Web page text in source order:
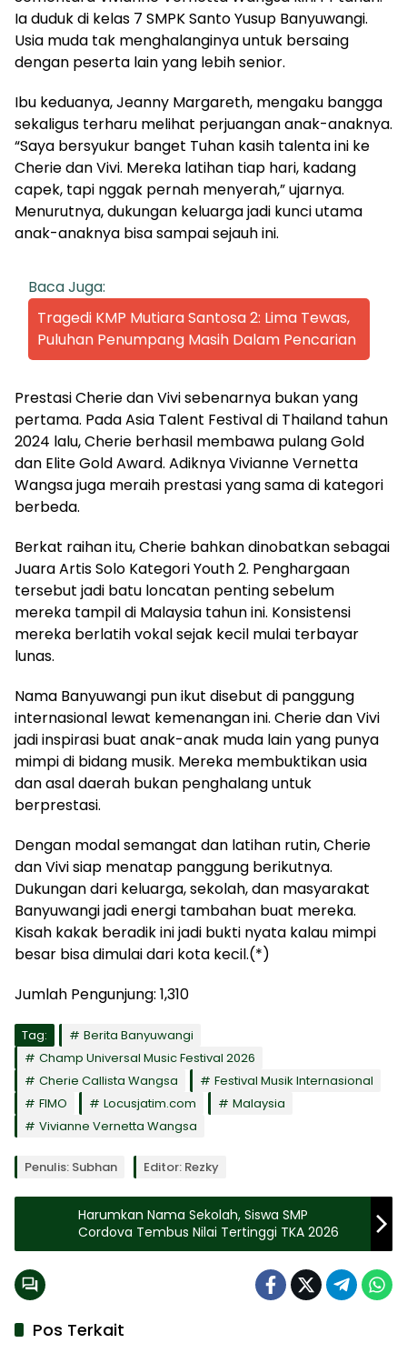
Ia duduk di kelas 7 SMPK Santo Yusup Banyuwangi.
Usia muda tak menghalanginya untuk bersaing
dengan peserta lain yang lebih senior.
Ibu keduanya, Jeanny Margareth, mengaku bangga
sekaligus terharu melihat perjuangan anak-anaknya.
“Saya bersyukur banget Tuhan kasih talenta ini ke
Cherie dan Vivi. Mereka latihan tiap hari, kadang
capek, tapi nggak pernah menyerah,” ujarnya.
Menurutnya, dukungan keluarga jadi kunci utama
anak-anaknya bisa sampai sejauh ini.
Baca Juga:
Tragedi KMP Mutiara Santosa 2: Lima Tewas,
Puluhan Penumpang Masih Dalam Pencarian
Prestasi Cherie dan Vivi sebenarnya bukan yang
pertama. Pada Asia Talent Festival di Thailand tahun
2024 lalu, Cherie berhasil membawa pulang Gold
dan Elite Gold Award. Adiknya Vivianne Vernetta
Wangsa juga meraih prestasi yang sama di kategori
berbeda.
Berkat raihan itu, Cherie bahkan dinobatkan sebagai
Juara Artis Solo Kategori Youth 2. Penghargaan
tersebut jadi batu loncatan penting sebelum
mereka tampil di Malaysia tahun ini. Konsistensi
mereka berlatih vokal sejak kecil mulai terbayar
lunas.
Nama Banyuwangi pun ikut disebut di panggung
internasional lewat kemenangan ini. Cherie dan Vivi
jadi inspirasi buat anak-anak muda lain yang punya
mimpi di bidang musik. Mereka membuktikan usia
dan asal daerah bukan penghalang untuk
berprestasi.
Dengan modal semangat dan latihan rutin, Cherie
dan Vivi siap menatap panggung berikutnya.
Dukungan dari keluarga, sekolah, dan masyarakat
Banyuwangi jadi energi tambahan buat mereka.
Kisah kakak beradik ini jadi bukti nyata kalau mimpi
besar bisa dimulai dari kota kecil.(*)
Jumlah Pengunjung: 1,310
Tag:
Berita Banyuwangi
Champ Universal Music Festival 2026
Cherie Callista Wangsa
Festival Musik Internasional
FIMO
Locusjatim.com
Malaysia
Vivianne Vernetta Wangsa
Penulis: Subhan Editor: Rezky
Harumkan Nama Sekolah, Siswa SMP
Cordova Tembus Nilai Tertinggi TKA 2026
Pos Terkait